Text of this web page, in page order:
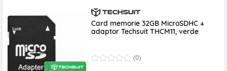
Card memorie 32GB MicroSDHC +
adaptor Techsuit THCM11, verde
(0)